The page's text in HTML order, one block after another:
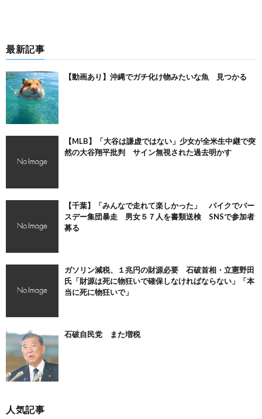
最新記事
【動画あり】沖縄でガチ化け物みたいな魚 見つかる
【MLB】「大谷は謙虚ではない」少女が全米生中継で突
然の大谷翔平批判 サイン無視された過去明かす
【千葉】「みんなで走れて楽しかった」 バイクでバー
スデー集団暴走 男女５７人を書類送検 SNSで参加者
募る
ガソリン減税、１兆円の財源必要 石破首相・立憲野田
氏「財源は死に物狂いで確保しなければならない」「本
当に死に物狂いで」
石破自民党 また増税
人気記事